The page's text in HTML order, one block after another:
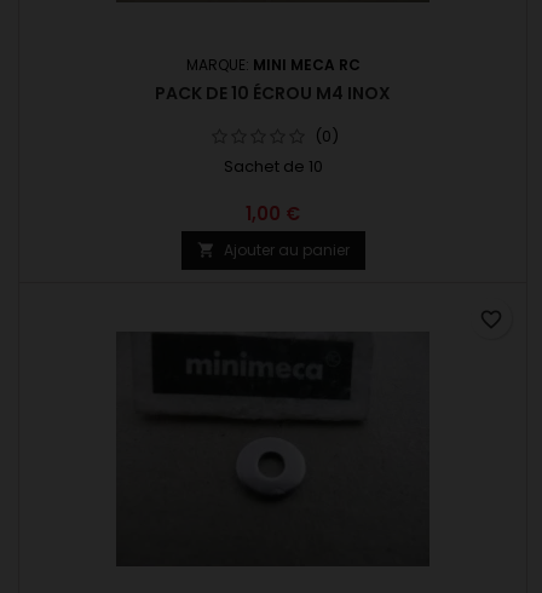
MARQUE: MINI MECA RC
PACK DE 10 ÉCROU M4 INOX
(0)
Sachet de 10
1,00 €
 Ajouter au panier
favorite_border